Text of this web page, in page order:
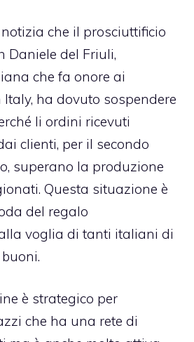
che il prosciuttificio
Daniele del Friuli,
che fa onore ai
ha dovuto sospendere
li ordini ricevuti
clienti, per il secondo
superano la produzione
Questa situazione è
del regalo
voglia di tanti italiani di
è strategico per
che ha una rete di